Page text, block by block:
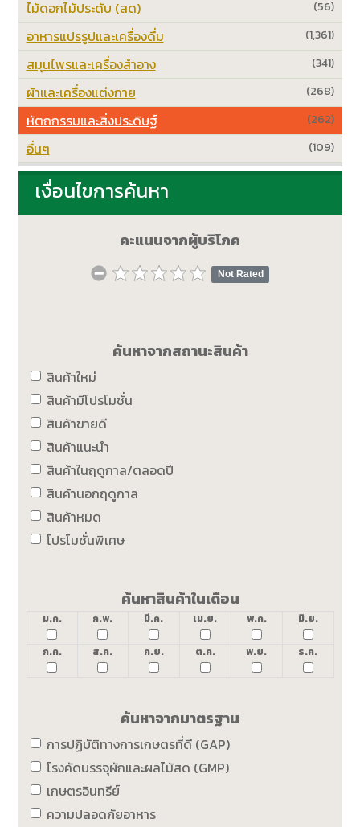
(56)
ไม้ดอกไม้ประดับ (สด)
(1,361)
อาหารแปรรูปและเครื่องดื่ม
(341)
สมุนไพรและเครื่องสำอาง
(268)
ผ้าและเครื่องแต่งกาย
(262)
หัตถกรรมและสิ่งประดิษฐ์
(109)
อื่นๆ
เงื่อนไขการค้นหา
คะแนนจากผู้บริโภค
Not Rated
ค้นหาจากสถานะสินค้า
สินค้าใหม่
สินค้ามีโปรโมชั่น
สินค้าขายดี
สินค้าแนะนำ
สินค้าในฤดูกาล/ตลอดปี
สินค้านอกฤดูกาล
สินค้าหมด
โปรโมชั่นพิเศษ
ค้นหาสินค้าในเดือน
ม.ค. ก.พ. มี.ค. เม.ย. พ.ค. มิ.ย.
ก.ค. ส.ค. ก.ย. ต.ค. พ.ย. ธ.ค.
ค้นหาจากมาตรฐาน
การปฏิบัติทางการเกษตรที่ดี (GAP)
โรงคัดบรรจุผักและผลไม้สด (GMP)
เกษตรอินทรีย์
ความปลอดภัยอาหาร